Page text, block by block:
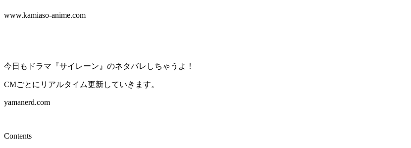
www.kamiaso-anime.com
今日もドラマ『サイレーン』のネタバレしちゃうよ！
CMごとにリアルタイム更新していきます。
yamanerd.com
Contents